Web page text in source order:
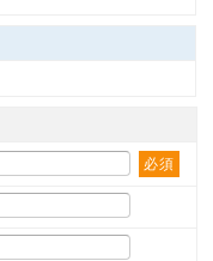
必須